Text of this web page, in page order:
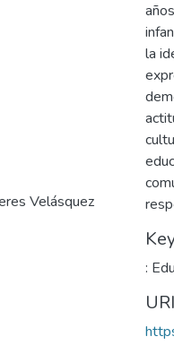
Velásquez
la
:
URI